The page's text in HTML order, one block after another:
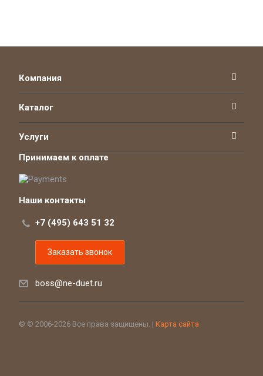
Компания
Каталог
Услуги
Принимаем к оплате
Наши контакты
+7 (495) 643 51 32
Заказать звонок
boss@ne-duet.ru
© © 2006-2026 Все права защищены. | Карта сайта